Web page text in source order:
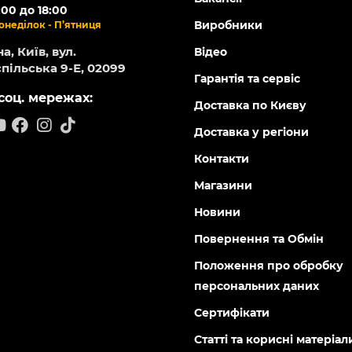
Werk AH-15NPU NEW Шланг
0